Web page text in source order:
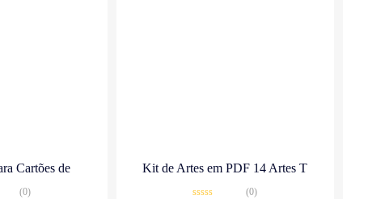
Cartões de
(0)
Kit de Artes em PDF 14 Artes T
(0)